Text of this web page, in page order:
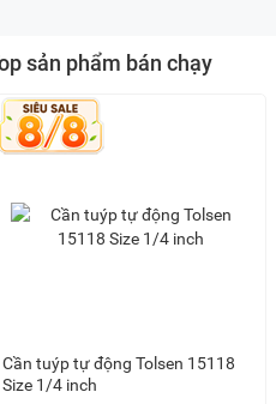
sản phẩm bán chạy
Cần tuýp tự động Tolsen 15118
Size 1/4 inch